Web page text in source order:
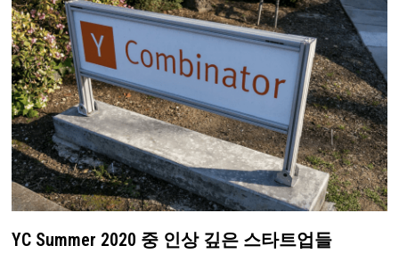
YC Summer 2020 중 인상 깊은 스타트업들